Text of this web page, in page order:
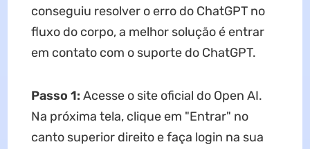
conseguiu resolver o erro do ChatGPT no
fluxo do corpo, a melhor solução é entrar
em contato com o suporte do ChatGPT.
Passo 1: Acesse o site oficial do Open AI.
Na próxima tela, clique em "Entrar" no
canto superior direito e faça login na sua